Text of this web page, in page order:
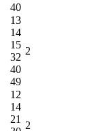
40
13
14
15
32
40
49
2
12
14
21
2